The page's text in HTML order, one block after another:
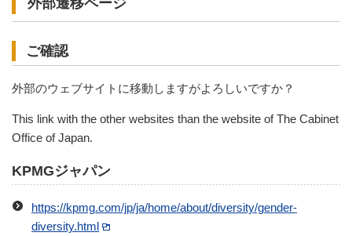
外部遷移ページ
ご確認
外部のウェブサイトに移動しますがよろしいですか？
This link with the other websites than the website of The Cabinet
Office of Japan.
KPMGジャパン
https://kpmg.com/jp/ja/home/about/diversity/gender-
diversity.html